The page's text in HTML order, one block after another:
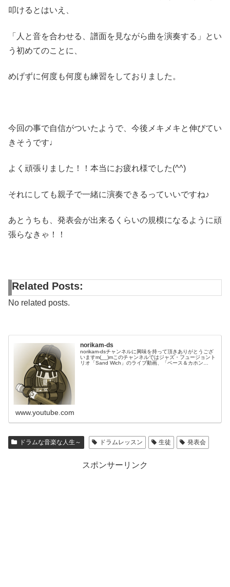
叩けるとはいえ、
「人と音を合わせる、譜面を見ながら曲を演奏する」とい
う初めてのことに、
めげずに何度も何度も練習をしておりました。
今回の事で自信がついたようで、今後メキメキと伸びてい
きそうです♩
よく頑張りました！！本当にお疲れ様でした(^^)
それにしても親子で一緒に演奏できるっていいですね♪
あとうちも、発表会が出来るくらいの規模になるように頑
張らなきゃ！！
Related Posts:
No related posts.
norikam-ds
norikam-dsチャンネルに興味を持って頂きありがとうござ
いますm(__)mこのチャンネルではジャズ・フュージョント
リオ「Sand Wich」のライブ動画、「ベース＆カホン
www.youtube.com
ドラムな音楽な人生～ ドラムレッスン 生徒 発表会
スポンサーリンク